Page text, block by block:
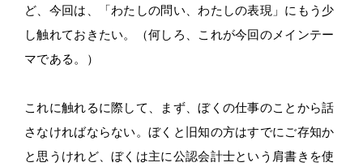
ど、今回は、「わたしの問い、わたしの表現」にもう少
し触れておきたい。（何しろ、これが今回のメインテー
マである。）
これに触れるに際して、まず、ぼくの仕事のことから話
さなければならない。ぼくと旧知の方はすでにご存知か
と思うけれど、ぼくは主に公認会計士という肩書きを使